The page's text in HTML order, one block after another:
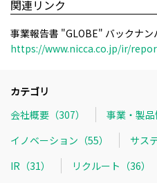
関連リンク
事業報告書 "GLOBE" バックナン
https://www.nicca.co.jp/ir/
カテゴリ
会社概要（307）
事業・製品
イノベーション（55）
サス
IR（31）
リクルート（36）